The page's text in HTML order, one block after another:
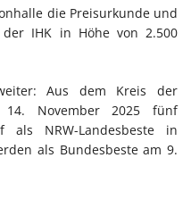
die Preisurkunde und
IHK in Höhe von 2.500
Aus dem Kreis der
14. November 2025 fünf
als NRW-Landesbeste in
als Bundesbeste am 9.